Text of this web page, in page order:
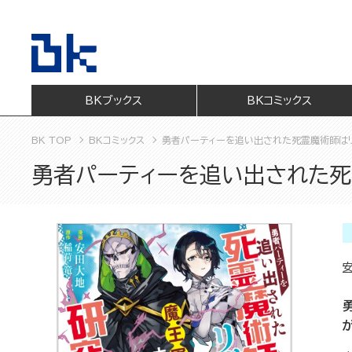
BKブックス BKコミックス
BK TOP BKコミックス 勇者パーティーを追い出された死霊魔術師は
勇者パーティーを追い出された